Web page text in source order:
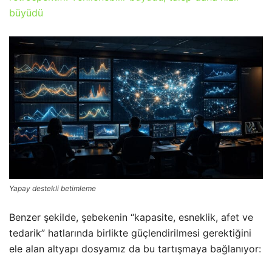
büyüdü
Yapay destekli betimleme
Benzer şekilde, şebekenin “kapasite, esneklik, afet ve
tedarik” hatlarında birlikte güçlendirilmesi gerektiğini
ele alan altyapı dosyamız da bu tartışmaya bağlanıyor: